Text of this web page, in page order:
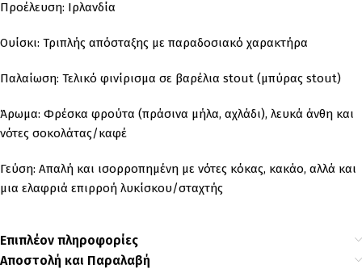
Προέλευση: Ιρλανδία
Ουίσκι: Τριπλής απόσταξης με παραδοσιακό χαρακτήρα
Παλαίωση: Τελικό φινίρισμα σε βαρέλια stout (μπύρας stout)
Άρωμα: Φρέσκα φρούτα (πράσινα μήλα, αχλάδι), λευκά άνθη και
νότες σοκολάτας/καφέ
Γεύση: Απαλή και ισορροπημένη με νότες κόκας, κακάο, αλλά και
μια ελαφριά επιρροή λυκίσκου/σταχτής
Επιπλέον πληροφορίες
Αποστολή και Παραλαβή